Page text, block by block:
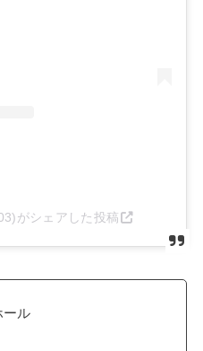
がシェアした投稿
ール